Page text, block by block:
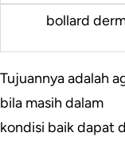
bollard
Tujuannya adalah
bila masih dalam
kondisi baik dapat